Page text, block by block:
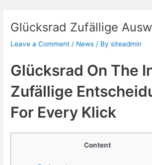
Glücksrad Zufällige
Leave a Comment / News / Bysiteadmin
Glücksrad On The
Zufällige
For Every Klick
Content